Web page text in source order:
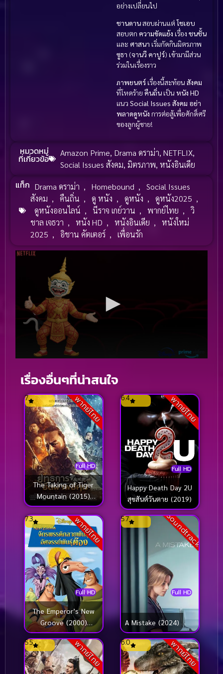
อย่างเปลี่ยนไป
ชานดานสอบผ่านแต่โชเอบ
สอบตก ความขัดแย้ง เรื่อง ชนชั้น
และ ศาสนา เริ่มกัดกินมิตรภาพ
ซูธา (จานวี คาปูร์) เข้ามามีส่วน
ร่วมในเรื่องราว
ภาพยนตร์เรื่องนี้สะท้อน สังคม
ที่โหดร้าย คืนถิ่น เป็น หนัง HD
แนว Social Issues สังคม อย่า
พลาดดูหนัง การต่อสู้เพื่อศักดิ์ศรี
ของลูกผู้ชาย!
หมวดหมู่
ที่เกี่ยวข้อ
Amazon Prime, Drama ดราม่า, NETFLIX,
Social Issues สังคม, มิตรภาพ, หนังอินเดีย
แท็ก Drama ดราม่า , Homebound ,
Social Issues
สังคม , คืนถิ่น , ดู หนัง , ดูหนัง , ดูหนัง2025 ,
ดูหนังออนไลน์ , นีราจ เกย์วาน , พากย์ไทย ,
วิ
ชาล เจธวา , หนัง HD , หนังอินเดีย ,
หนังใหม่
2025 , อิชาน คัตเตอร์ , เพื่อนรัก
เรื่องอื่นๆที่น่าสนใจ
พากย์ไทย
Full HD
7
The Taking of Tiger
Mountain (2015)
ยุทธการยึดผาพยัคฆ์
พากย์ไทย
Full HD
6.4
Happy Death Day 2U
สุขสันต์วันตาย (2019)
พากย์ไทย
Full HD
7.3
The Emperor’s New
Groove (2000)
จักรพรรดิกลายพันธุ์
อัศจรรย์พันธุ์ต๊อง
Soundtrack
Full HD
5.7
A Mistake (2024)
พากย์ไทย
5.5 พากย์ไทย
6.0